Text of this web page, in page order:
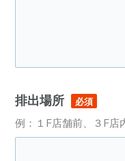
排出場所 必須
例：１F店舗前、３F店